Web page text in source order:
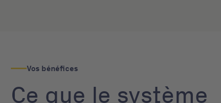
Vos bénéfices
Ce que le système